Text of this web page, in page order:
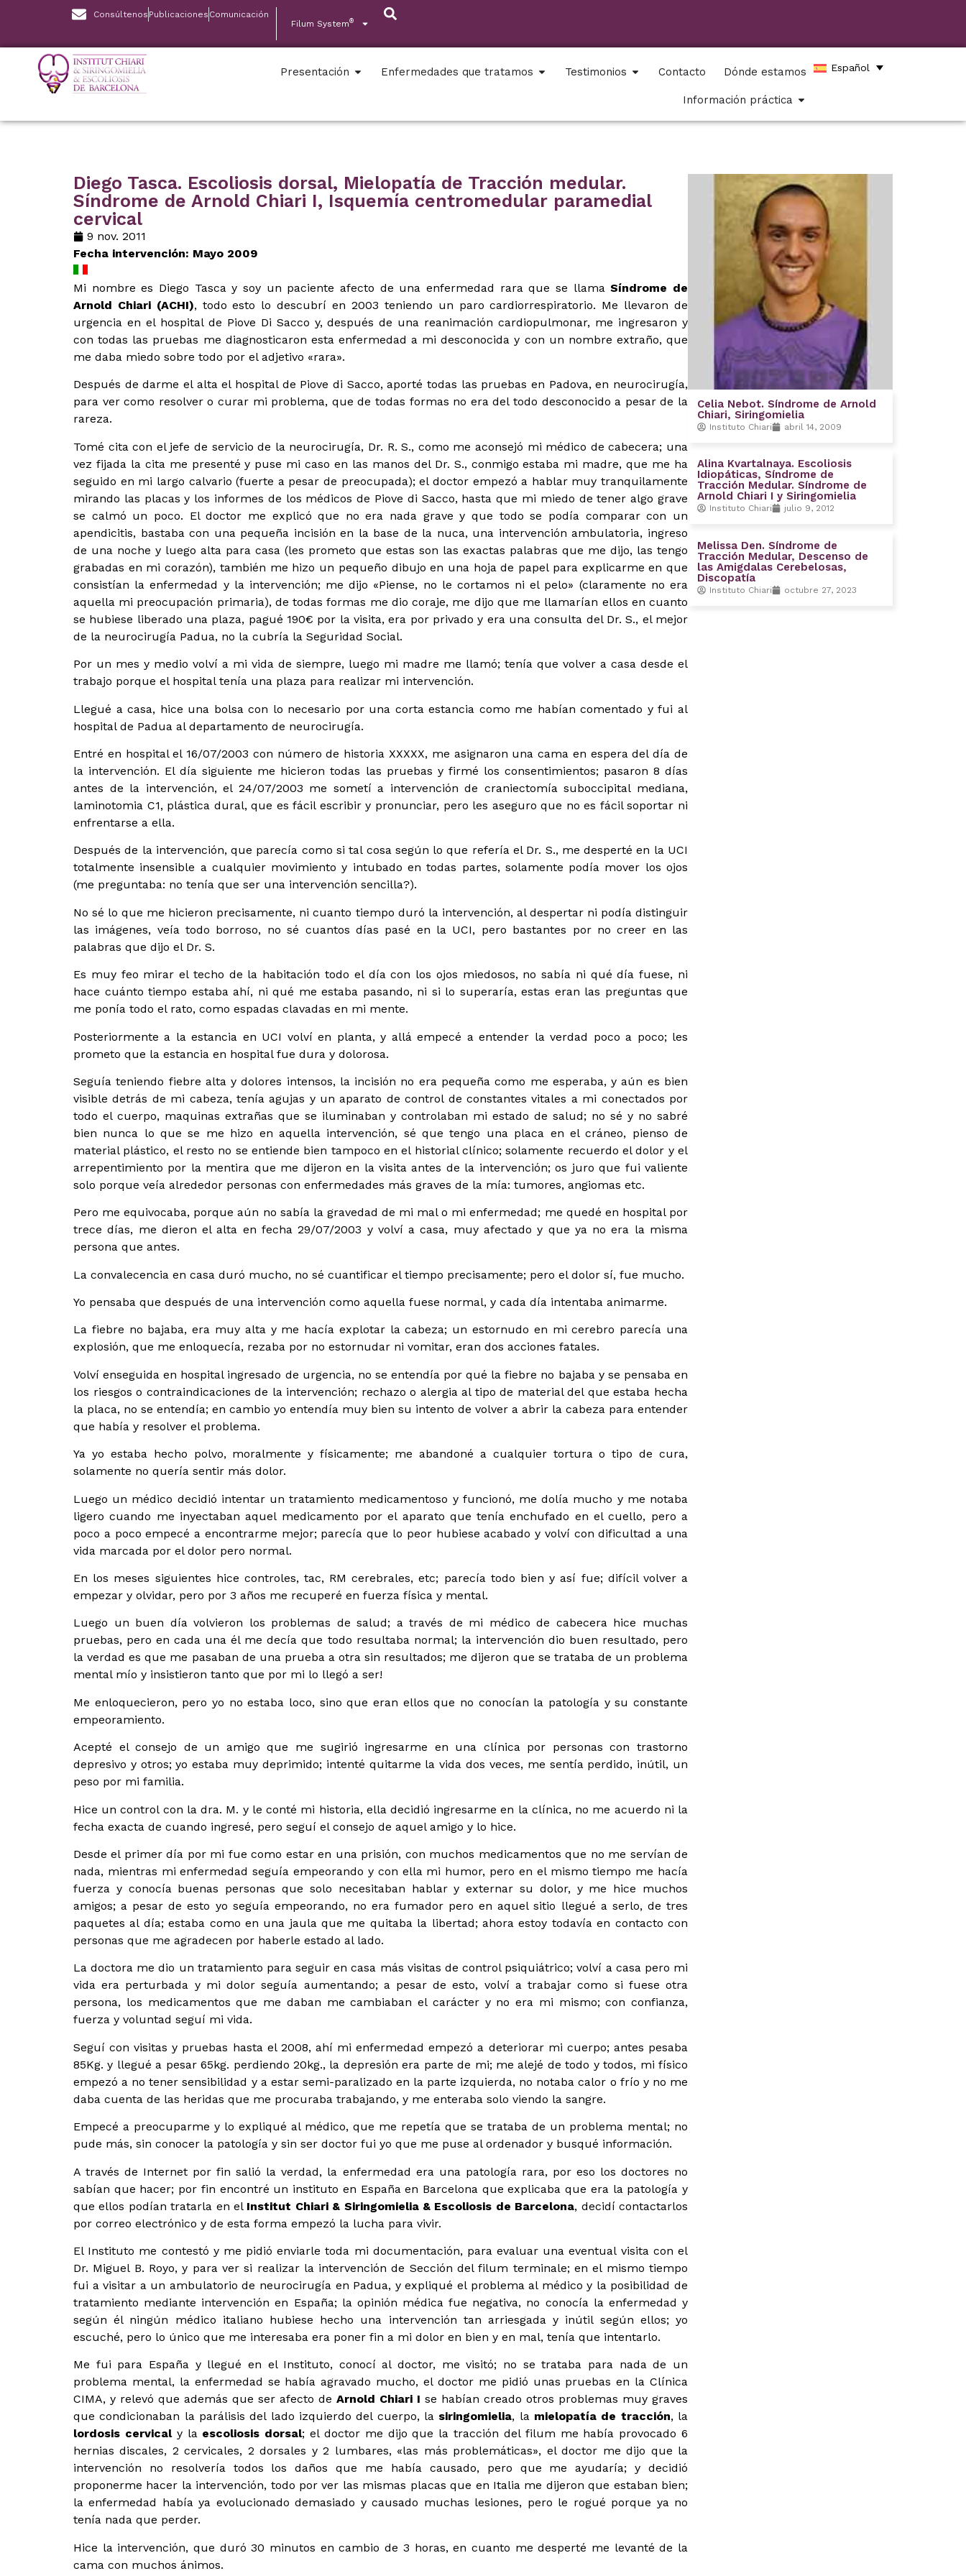
Consúltenos Publicaciones Comunicación
Filum System®
Presentación Enfermedades que tratamos Testimonios Contacto Dónde estamos
Información práctica
Español
Diego Tasca. Escoliosis dorsal, Mielopatía de Tracción medular.
Síndrome de Arnold Chiari I, Isquemía centromedular paramedial
cervical
9 nov. 2011
Fecha intervención: Mayo 2009
Mi nombre es Diego Tasca y soy un paciente afecto de una enfermedad rara que se llamaSíndrome de
Arnold Chiari (ACHI), todo esto lo descubrí en 2003 teniendo un paro cardiorrespiratorio. Me llevaron de
urgencia en el hospital de Piove Di Sacco y, después de una reanimación cardiopulmonar, me ingresaron y
con todas las pruebas me diagnosticaron esta enfermedad a mi desconocida y con un nombre extraño, que
me daba miedo sobre todo por el adjetivo «rara».
Después de darme el alta el hospital de Piove di Sacco, aporté todas las pruebas en Padova, en neurocirugía,
para ver como resolver o curar mi problema, que de todas formas no era del todo desconocido a pesar de la
rareza.
Tomé cita con el jefe de servicio de la neurocirugía, Dr. R. S., como me aconsejó mi médico de cabecera; una
vez fijada la cita me presenté y puse mi caso en las manos del Dr. S., conmigo estaba mi madre, que me ha
seguido en mi largo calvario (fuerte a pesar de preocupada); el doctor empezó a hablar muy tranquilamente
mirando las placas y los informes de los médicos de Piove di Sacco, hasta que mi miedo de tener algo grave
se calmó un poco. El doctor me explicó que no era nada grave y que todo se podía comparar con un
apendicitis, bastaba con una pequeña incisión en la base de la nuca, una intervención ambulatoria, ingreso
de una noche y luego alta para casa (les prometo que estas son las exactas palabras que me dijo, las tengo
grabadas en mi corazón), también me hizo un pequeño dibujo en una hoja de papel para explicarme en que
consistían la enfermedad y la intervención; me dijo «Piense, no le cortamos ni el pelo» (claramente no era
aquella mi preocupación primaria), de todas formas me dio coraje, me dijo que me llamarían ellos en cuanto
se hubiese liberado una plaza, pagué 190€ por la visita, era por privado y era una consulta del Dr. S., el mejor
de la neurocirugía Padua, no la cubría la Seguridad Social.
Por un mes y medio volví a mi vida de siempre, luego mi madre me llamó; tenía que volver a casa desde el
trabajo porque el hospital tenía una plaza para realizar mi intervención.
Llegué a casa, hice una bolsa con lo necesario por una corta estancia como me habían comentado y fui al
hospital de Padua al departamento de neurocirugía.
Entré en hospital el 16/07/2003 con número de historia XXXXX, me asignaron una cama en espera del día de
la intervención. El día siguiente me hicieron todas las pruebas y firmé los consentimientos; pasaron 8 días
antes de la intervención, el 24/07/2003 me sometí a intervención de craniectomía suboccipital mediana,
laminotomia C1, plástica dural, que es fácil escribir y pronunciar, pero les aseguro que no es fácil soportar ni
enfrentarse a ella.
Después de la intervención, que parecía como si tal cosa según lo que refería el Dr. S., me desperté en la UCI
totalmente insensible a cualquier movimiento y intubado en todas partes, solamente podía mover los ojos
(me preguntaba: no tenía que ser una intervención sencilla?).
No sé lo que me hicieron precisamente, ni cuanto tiempo duró la intervención, al despertar ni podía distinguir
las imágenes, veía todo borroso, no sé cuantos días pasé en la UCI, pero bastantes por no creer en las
palabras que dijo el Dr. S.
Es muy feo mirar el techo de la habitación todo el día con los ojos miedosos, no sabía ni qué día fuese, ni
hace cuánto tiempo estaba ahí, ni qué me estaba pasando, ni si lo superaría, estas eran las preguntas que
me ponía todo el rato, como espadas clavadas en mi mente.
Posteriormente a la estancia en UCI volví en planta, y allá empecé a entender la verdad poco a poco; les
prometo que la estancia en hospital fue dura y dolorosa.
Seguía teniendo fiebre alta y dolores intensos, la incisión no era pequeña como me esperaba, y aún es bien
visible detrás de mi cabeza, tenía agujas y un aparato de control de constantes vitales a mi conectados por
todo el cuerpo, maquinas extrañas que se iluminaban y controlaban mi estado de salud; no sé y no sabré
bien nunca lo que se me hizo en aquella intervención, sé que tengo una placa en el cráneo, pienso de
material plástico, el resto no se entiende bien tampoco en el historial clínico; solamente recuerdo el dolor y el
arrepentimiento por la mentira que me dijeron en la visita antes de la intervención; os juro que fui valiente
solo porque veía alrededor personas con enfermedades más graves de la mía: tumores, angiomas etc.
Pero me equivocaba, porque aún no sabía la gravedad de mi mal o mi enfermedad; me quedé en hospital por
trece días, me dieron el alta en fecha 29/07/2003 y volví a casa, muy afectado y que ya no era la misma
persona que antes.
La convalecencia en casa duró mucho, no sé cuantificar el tiempo precisamente; pero el dolor sí, fue mucho.
Yo pensaba que después de una intervención como aquella fuese normal, y cada día intentaba animarme.
La fiebre no bajaba, era muy alta y me hacía explotar la cabeza; un estornudo en mi cerebro parecía una
explosión, que me enloquecía, rezaba por no estornudar ni vomitar, eran dos acciones fatales.
Volví enseguida en hospital ingresado de urgencia, no se entendía por qué la fiebre no bajaba y se pensaba en
los riesgos o contraindicaciones de la intervención; rechazo o alergia al tipo de material del que estaba hecha
la placa, no se entendía; en cambio yo entendía muy bien su intento de volver a abrir la cabeza para entender
que había y resolver el problema.
Ya yo estaba hecho polvo, moralmente y físicamente; me abandoné a cualquier tortura o tipo de cura,
solamente no quería sentir más dolor.
Luego un médico decidió intentar un tratamiento medicamentoso y funcionó, me dolía mucho y me notaba
ligero cuando me inyectaban aquel medicamento por el aparato que tenía enchufado en el cuello, pero a
poco a poco empecé a encontrarme mejor; parecía que lo peor hubiese acabado y volví con dificultad a una
vida marcada por el dolor pero normal.
En los meses siguientes hice controles, tac, RM cerebrales, etc; parecía todo bien y así fue; difícil volver a
empezar y olvidar, pero por 3 años me recuperé en fuerza física y mental.
Luego un buen día volvieron los problemas de salud; a través de mi médico de cabecera hice muchas
pruebas, pero en cada una él me decía que todo resultaba normal; la intervención dio buen resultado, pero
la verdad es que me pasaban de una prueba a otra sin resultados; me dijeron que se trataba de un problema
mental mío y insistieron tanto que por mi lo llegó a ser!
Me enloquecieron, pero yo no estaba loco, sino que eran ellos que no conocían la patología y su constante
empeoramiento.
Acepté el consejo de un amigo que me sugirió ingresarme en una clínica por personas con trastorno
depresivo y otros; yo estaba muy deprimido; intenté quitarme la vida dos veces, me sentía perdido, inútil, un
peso por mi familia.
Hice un control con la dra. M. y le conté mi historia, ella decidió ingresarme en la clínica, no me acuerdo ni la
fecha exacta de cuando ingresé, pero seguí el consejo de aquel amigo y lo hice.
Desde el primer día por mi fue como estar en una prisión, con muchos medicamentos que no me servían de
nada, mientras mi enfermedad seguía empeorando y con ella mi humor, pero en el mismo tiempo me hacía
fuerza y conocía buenas personas que solo necesitaban hablar y externar su dolor, y me hice muchos
amigos; a pesar de esto yo seguía empeorando, no era fumador pero en aquel sitio llegué a serlo, de tres
paquetes al día; estaba como en una jaula que me quitaba la libertad; ahora estoy todavía en contacto con
personas que me agradecen por haberle estado al lado.
La doctora me dio un tratamiento para seguir en casa más visitas de control psiquiátrico; volví a casa pero mi
vida era perturbada y mi dolor seguía aumentando; a pesar de esto, volví a trabajar como si fuese otra
persona, los medicamentos que me daban me cambiaban el carácter y no era mi mismo; con confianza,
fuerza y voluntad seguí mi vida.
Seguí con visitas y pruebas hasta el 2008, ahí mi enfermedad empezó a deteriorar mi cuerpo; antes pesaba
85Kg. y llegué a pesar 65kg. perdiendo 20kg., la depresión era parte de mi; me alejé de todo y todos, mi físico
empezó a no tener sensibilidad y a estar semi-paralizado en la parte izquierda, no notaba calor o frío y no me
daba cuenta de las heridas que me procuraba trabajando, y me enteraba solo viendo la sangre.
Empecé a preocuparme y lo expliqué al médico, que me repetía que se trataba de un problema mental; no
pude más, sin conocer la patología y sin ser doctor fui yo que me puse al ordenador y busqué información.
A través de Internet por fin salió la verdad, la enfermedad era una patología rara, por eso los doctores no
sabían que hacer; por fin encontré un instituto en España en Barcelona que explicaba que era la patología y
que ellos podían tratarla en el Institut Chiari & Siringomielia & Escoliosis de Barcelona, decidí contactarlos
por correo electrónico y de esta forma empezó la lucha para vivir.
El Instituto me contestó y me pidió enviarle toda mi documentación, para evaluar una eventual visita con el
Dr. Miguel B. Royo, y para ver si realizar la intervención de Sección del filum terminale; en el mismo tiempo
fui a visitar a un ambulatorio de neurocirugía en Padua, y expliqué el problema al médico y la posibilidad de
tratamiento mediante intervención en España; la opinión médica fue negativa, no conocía la enfermedad y
según él ningún médico italiano hubiese hecho una intervención tan arriesgada y inútil según ellos; yo
escuché, pero lo único que me interesaba era poner fin a mi dolor en bien y en mal, tenía que intentarlo.
Me fui para España y llegué en el Instituto, conocí al doctor, me visitó; no se trataba para nada de un
problema mental, la enfermedad se había agravado mucho, el doctor me pidió unas pruebas en la Clínica
CIMA, y relevó que además que ser afecto de Arnold Chiari I se habían creado otros problemas muy graves
que condicionaban la parálisis del lado izquierdo del cuerpo, la siringomielia, la mielopatía de tracción, la
lordosis cervicaly laescoliosis dorsal; el doctor me dijo que la tracción del filum me había provocado 6
hernias discales, 2 cervicales, 2 dorsales y 2 lumbares, «las más problemáticas», el doctor me dijo que la
intervención no resolvería todos los daños que me había causado, pero que me ayudaría; y decidió
proponerme hacer la intervención, todo por ver las mismas placas que en Italia me dijeron que estaban bien;
la enfermedad había ya evolucionado demasiado y causado muchas lesiones, pero le rogué porque ya no
tenía nada que perder.
Hice la intervención, que duró 30 minutos en cambio de 3 horas, en cuanto me desperté me levanté de la
cama con muchos ánimos.
Celia Nebot. Síndrome de Arnold
Chiari, Siringomielia
Instituto Chiari abril 14, 2009
Alina Kvartalnaya. Escoliosis
Idiopáticas, Síndrome de
Tracción Medular. Síndrome de
Arnold Chiari I y Siringomielia
Instituto Chiari julio 9, 2012
Melissa Den. Síndrome de
Tracción Medular, Descenso de
las Amigdalas Cerebelosas,
Discopatía
Instituto Chiari octubre 27, 2023